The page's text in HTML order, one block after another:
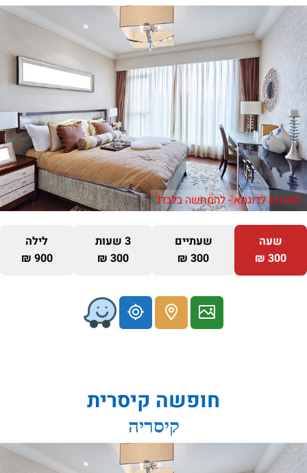
תמונות לדוגמא - להמחשה בלבד!
שעה
300 ₪
שעתיים
300 ₪
3 שעות
300 ₪
לילה
900 ₪
חופשה קיסרית
קיסריה